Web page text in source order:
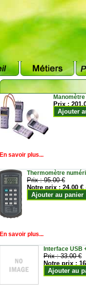
Prix :
Ajouter
En savoir plus...
Thermomètre
Prix :95.00 €
Notre prix :24.00 €
Ajouter au panier
En savoir plus...
Interface USB
Prix :33.00 €
Notre prix :
Ajouter au